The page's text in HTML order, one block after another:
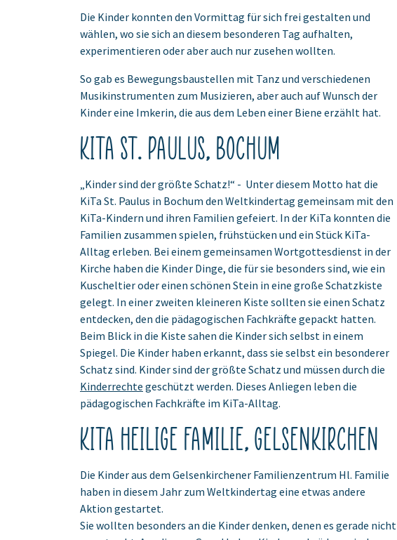
Die Kinder konnten den Vormittag für sich frei gestalten und
wählen, wo sie sich an diesem besonderen Tag aufhalten,
experimentieren oder aber auch nur zusehen wollten.
So gab es Bewegungsbaustellen mit Tanz und verschiedenen
Musikinstrumenten zum Musizieren, aber auch auf Wunsch der
Kinder eine Imkerin, die aus dem Leben einer Biene erzählt hat.
KiTa St. Paulus, Bochum
„Kinder sind der größte Schatz!“ - Unter diesem Motto hat die
KiTa St. Paulus in Bochum den Weltkindertag gemeinsam mit den
KiTa-Kindern und ihren Familien gefeiert. In der KiTa konnten die
Familien zusammen spielen, frühstücken und ein Stück KiTa-
Alltag erleben. Bei einem gemeinsamen Wortgottesdienst in der
Kirche haben die Kinder Dinge, die für sie besonders sind, wie ein
Kuscheltier oder einen schönen Stein in eine große Schatzkiste
gelegt. In einer zweiten kleineren Kiste sollten sie einen Schatz
entdecken, den die pädagogischen Fachkräfte gepackt hatten.
Beim Blick in die Kiste sahen die Kinder sich selbst in einem
Spiegel. Die Kinder haben erkannt, dass sie selbst ein besonderer
Schatz sind. Kinder sind der größte Schatz und müssen durch die
Kinderrechte geschützt werden. Dieses Anliegen leben die
pädagogischen Fachkräfte im KiTa-Alltag.
KiTa Heilige Familie, Gelsenkirchen
Die Kinder aus dem Gelsenkirchener Familienzentrum Hl. Familie
haben in diesem Jahr zum Weltkindertag eine etwas andere
Aktion gestartet.
Sie wollten besonders an die Kinder denken, denen es gerade nicht